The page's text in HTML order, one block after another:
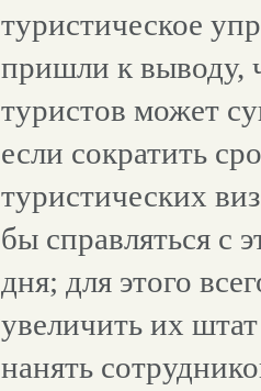
туристическое
пришли к выводу,
туристов может
если сократить
туристических
бы справляться с
дня; для этого
увеличить их
нанять